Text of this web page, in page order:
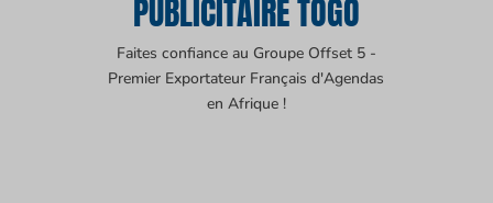
PUBLICITAIRE TOGO
Faites confiance au Groupe Offset 5 -
Premier Exportateur Français d'Agendas
en Afrique !